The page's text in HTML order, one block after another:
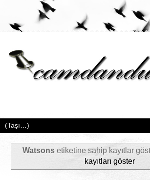
Watsons etiketine sahip kayıtlar
kayıtları göster